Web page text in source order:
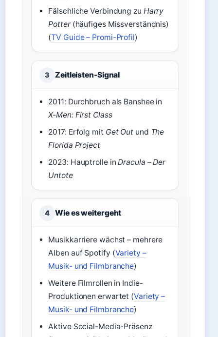
Fälschliche Verbindung zu Harry
Potter(häufiges Missverständnis)
(TV Guide – Promi-Profil)
3 Zeitleisten-Signal
2011: Durchbruch als Banshee in
X-Men: First Class
2017: Erfolg mit Get Out und The
Florida Project
2023: Hauptrolle inDracula – Der
Untote
4 Wie es weitergeht
Musikkarriere wächst – mehrere
Alben auf Spotify (Variety –
Musik- und Filmbranche)
Weitere Filmrollen in Indie-
Produktionen erwartet (Variety –
Musik- und Filmbranche)
Aktive Social-Media-Präsenz